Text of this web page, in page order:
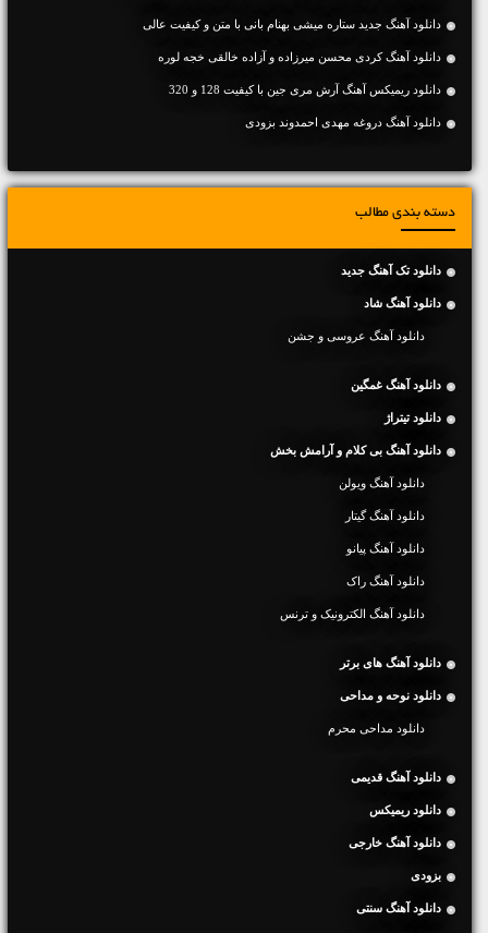
دانلود آهنگ جديد ستاره میشی بهنام بانی با متن و کیفیت عالی
دانلود آهنگ کردی محسن میرزاده و آزاده خالقی خجه لوره
دانلود ریمیکس آهنگ آرش مری جین با کیفیت 128 و 320
دانلود آهنگ دروغه مهدی احمدوند بزودی
دسته بندی مطالب
دانلود تک آهنگ جدید
دانلود آهنگ شاد
دانلود آهنگ عروسی و جشن
دانلود آهنگ غمگین
دانلود تیتراژ
دانلود آهنگ بی کلام و آرامش بخش
دانلود آهنگ ویولن
دانلود آهنگ گیتار
دانلود آهنگ پیانو
دانلود آهنگ راک
دانلود آهنگ الکترونیک و ترنس
دانلود آهنگ های برتر
دانلود نوحه و مداحی
دانلود مداحی محرم
دانلود آهنگ قدیمی
دانلود ریمیکس
دانلود آهنگ خارجی
بزودی
دانلود آهنگ سنتی